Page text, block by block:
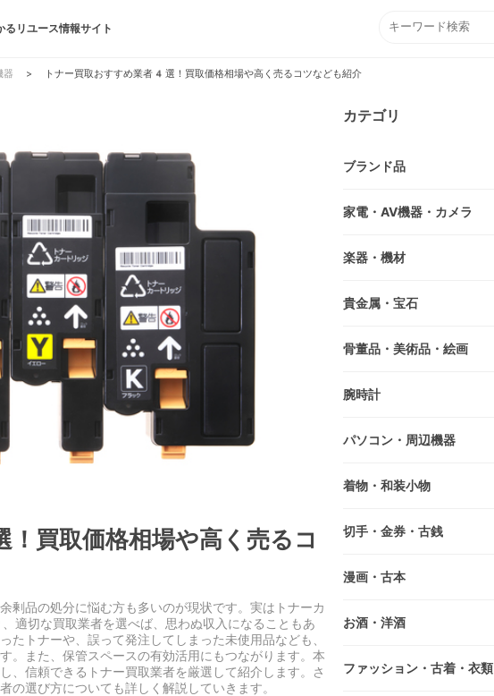
るリユース情報サイト
器 > トナー買取おすすめ業者4選！買取価格相場や高く売るコツなども紹介
買取価格相場や高く売るコ
剰品の処分に悩む方も多いのが現状です。実はトナーカ
適切な買取業者を選べば、思わぬ収入になることもあ
たトナーや、誤って発注してしまった未使用品なども、
。また、保管スペースの有効活用にもつながります。本
、信頼できるトナー買取業者を厳選して紹介します。さ
の選び方についても詳しく解説していきます。
カテゴリ
ブランド品
家電・AV機器・カメラ
楽器・機材
貴金属・宝石
骨董品・美術品・絵画
腕時計
パソコン・周辺機器
着物・和装小物
切手・金券・古銭
漫画・古本
お酒・洋酒
ファッション・古着・衣類